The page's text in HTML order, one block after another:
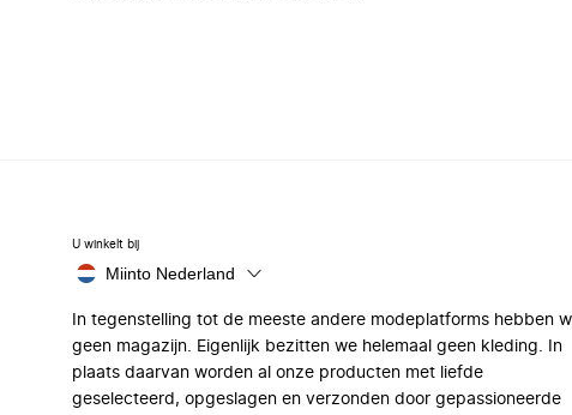
U winkelt bij
Miinto Nederland
In tegenstelling tot de meeste andere modeplatforms hebben
geen magazijn. Eigenlijk bezitten we helemaal geen kleding. In
plaats daarvan worden al onze producten met liefde
geselecteerd, opgeslagen en verzonden door gepassioneerde